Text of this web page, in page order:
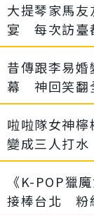
大提琴家馬
宴 每次訪臺
昔傳跟李易
幕 神回笑翻
啦啦隊女神檸
變成三人打
《K-POP獵
接棒台北 粉